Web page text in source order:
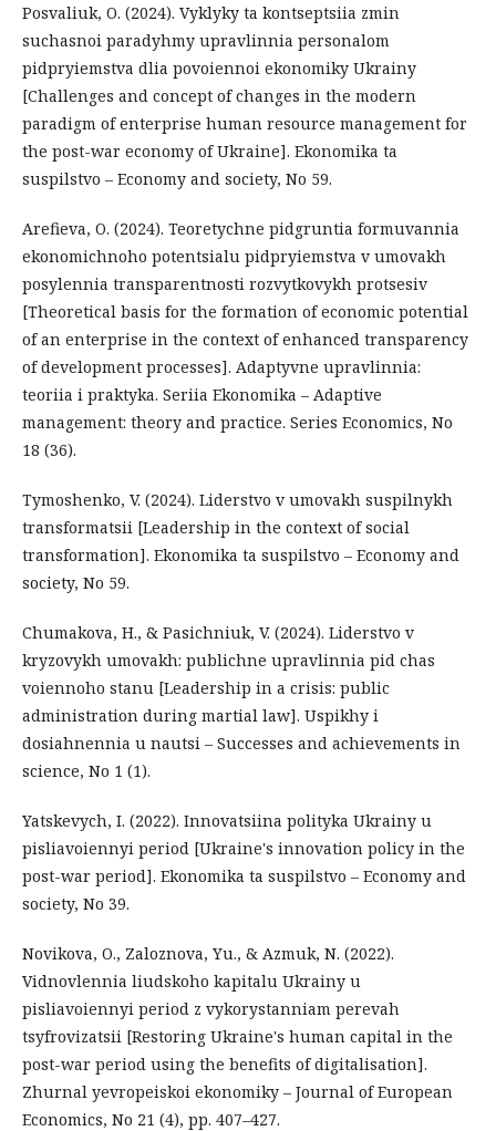
Posvaliuk, O. (2024). Vyklyky ta kontseptsiia zmin
suchasnoi paradyhmy upravlinnia personalom
pidpryiemstva dlia povoiennoi ekonomiky Ukrainy
[Challenges and concept of changes in the modern
paradigm of enterprise human resource management for
the post-war economy of Ukraine]. Ekonomika ta
suspilstvo – Economy and society, No 59.
Arefieva, O. (2024). Teoretychne pidgruntia formuvannia
ekonomichnoho potentsialu pidpryiemstva v umovakh
posylennia transparentnosti rozvytkovykh protsesiv
[Theoretical basis for the formation of economic potential
of an enterprise in the context of enhanced transparency
of development processes]. Adaptyvne upravlinnia:
teoriia i praktyka. Seriia Ekonomika – Adaptive
management: theory and practice. Series Economics, No
18 (36).
Tymoshenko, V. (2024). Liderstvo v umovakh suspilnykh
transformatsii [Leadership in the context of social
transformation]. Ekonomika ta suspilstvo – Economy and
society, No 59.
Chumakova, H., & Pasichniuk, V. (2024). Liderstvo v
kryzovykh umovakh: publichne upravlinnia pid chas
voiennoho stanu [Leadership in a crisis: public
administration during martial law]. Uspikhy i
dosiahnennia u nautsi – Successes and achievements in
science, No 1 (1).
Yatskevych, I. (2022). Innovatsiina polityka Ukrainy u
pisliavoiennyi period [Ukraine's innovation policy in the
post-war period]. Ekonomika ta suspilstvo – Economy and
society, No 39.
Novikova, O., Zaloznova, Yu., & Azmuk, N. (2022).
Vidnovlennia liudskoho kapitalu Ukrainy u
pisliavoiennyi period z vykorystanniam perevah
tsyfrovizatsii [Restoring Ukraine's human capital in the
post-war period using the benefits of digitalisation].
Zhurnal yevropeiskoi ekonomiky – Journal of European
Economics, No 21 (4), pp. 407–427.